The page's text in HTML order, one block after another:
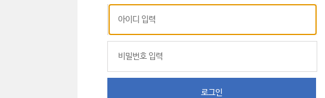
로그인